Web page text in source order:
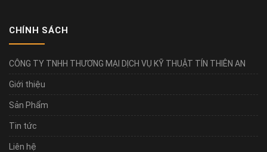
CHÍNH SÁCH
CÔNG TY TNHH THƯƠNG MẠI DỊCH VỤ KỸ THUẬT TÍN THIÊN AN
Giới thiệu
Sản Phẩm
Tin tức
Liên hệ